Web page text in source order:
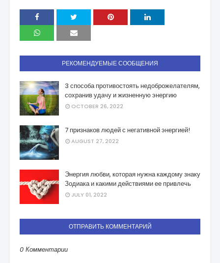
РЕКОМЕНДУЕМЫЕ СООБЩЕНИЯ
3 способа противостоять недоброжелателям,
сохранив удачу и жизненную энергию
OCTOBER 26, 2022
7 признаков людей с негативной энергией!
AUGUST 27, 2022
Энергия любви, которая нужна каждому знаку
Зодиака и какими действиями ее привлечь
JULY 01, 2022
ОТПРАВИТЬ КОММЕНТАРИЙ
0 Комментарии